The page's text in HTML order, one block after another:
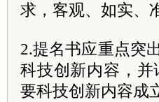
求，客观、如实、
2.提名书应重点突
科技创新内容，
要科技创新内容成